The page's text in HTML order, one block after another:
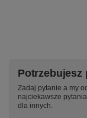
Potrzebujesz
Zadaj pytanie a my
najciekawsze
dla innych.